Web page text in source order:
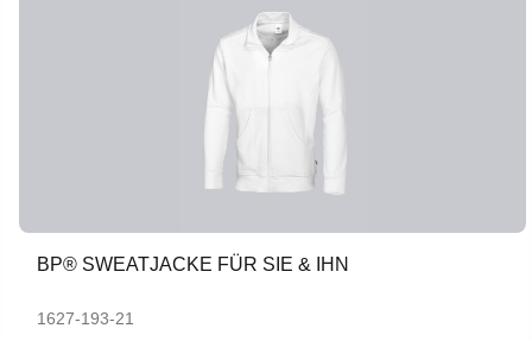
BP® SWEATJACKE FÜR SIE & IHN
1627-193-21